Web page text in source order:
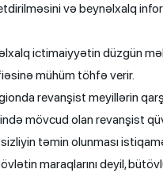
və beynəlxalq
ictimaiyyətin düzgün
mühüm töhfə verir.
revanşist meyillərin
mövcud olan revanşist
təmin olunması
maraqlarını deyil,